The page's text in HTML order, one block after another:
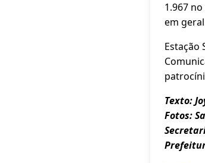
1.967
em
Estação
Texto:
Fotos: